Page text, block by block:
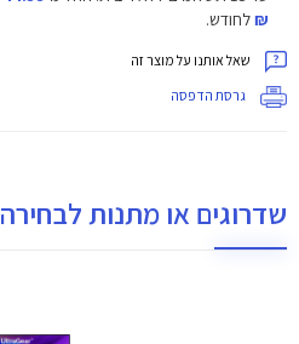
₪לחודש.
שאל אותנו על מוצר זה
גרסת הדפסה
שדרוגים או מתנות לבחירה